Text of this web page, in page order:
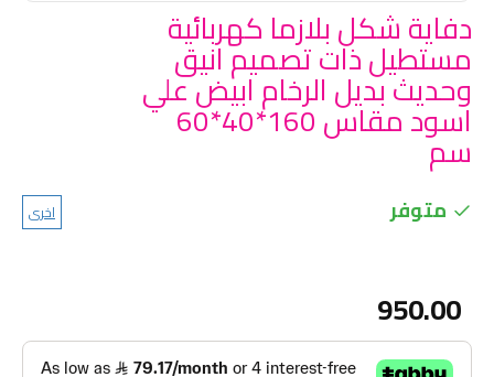
دفاية شكل بلازما كهربائية
مستطيل ذات تصميم انيق
وحديث بديل الرخام ابيض علي
اسود مقاس 160*40*60
سم
متوفر اخرى
950.00